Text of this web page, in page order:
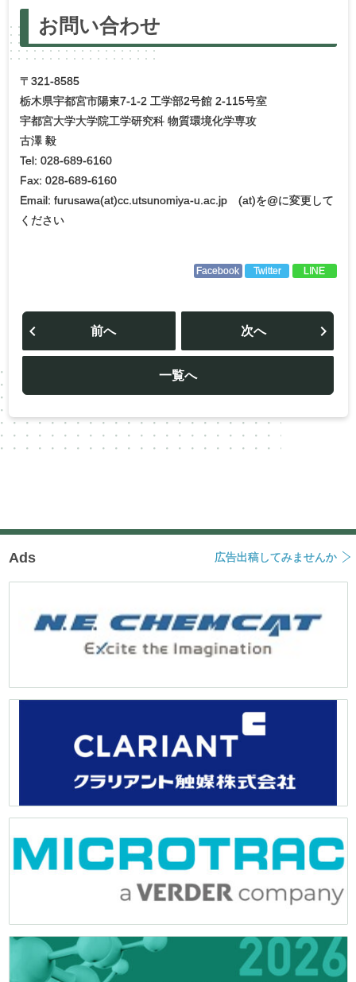
お問い合わせ
〒321-8585
栃木県宇都宮市陽東7-1-2 工学部2号館 2-115号室
宇都宮大学大学院工学研究科 物質環境化学専攻
古澤 毅
Tel: 028-689-6160
Fax: 028-689-6160
Email: furusawa(at)cc.utsunomiya-u.ac.jp (at)を@に変更して
ください
Facebook Twitter LINE
投
ビ
ー
シ
ョ
前へ
一覧へ
次へ
Ads 広告出稿してみませんか